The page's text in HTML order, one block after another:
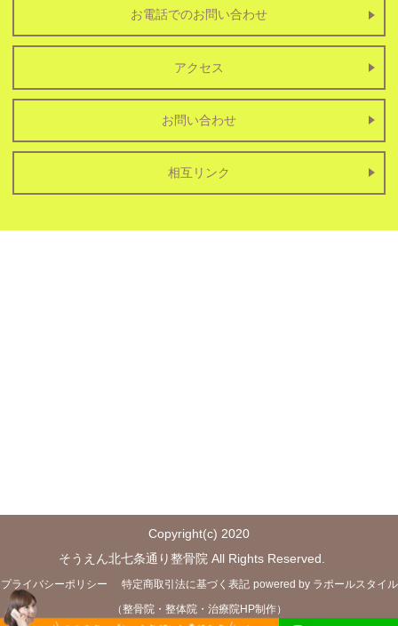
お電話でのお問い合わせ
アクセス
お問い合わせ
相互リンク
Copyright(c) 2020
そうえん北七条通り整骨院 All Rights Reserved.
プライバシーポリシー 特定商取引法に基づく表記 powered by ラポールスタイル
（整骨院・整体院・治療院HP制作）